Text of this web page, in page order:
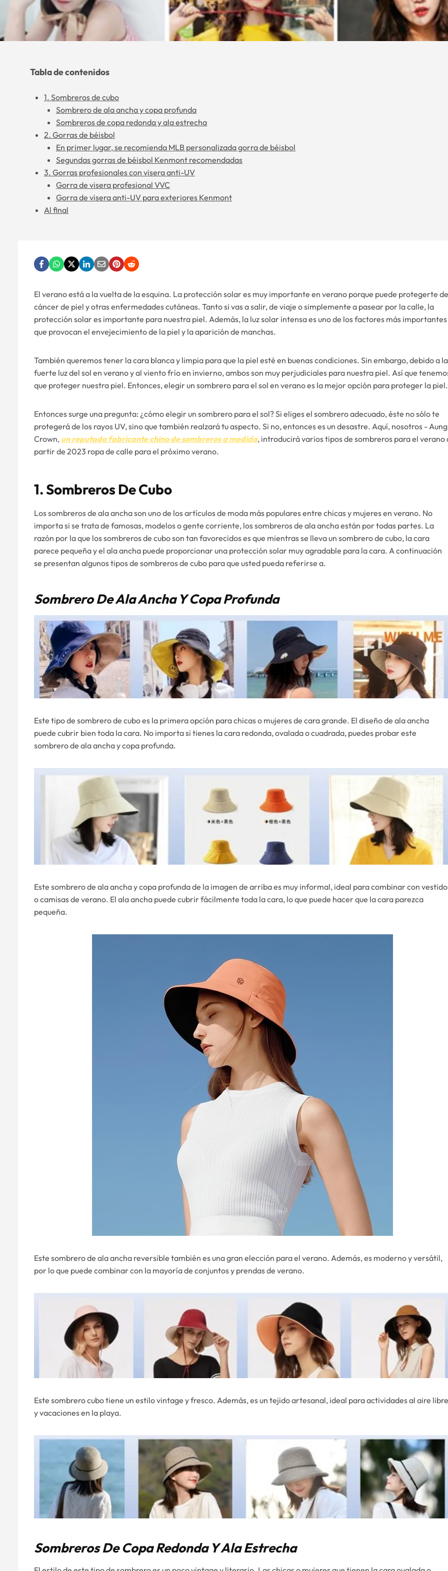
Tabla de contenidos
1. Sombreros de cubo
Sombrero de ala ancha y copa profunda
Sombreros de copa redonda y ala estrecha
2. Gorras de béisbol
En primer lugar, se recomienda MLB personalizada gorra de béisbol
Segundas gorras de béisbol Kenmont recomendadas
3. Gorras profesionales con visera anti-UV
Gorra de visera profesional VVC
Gorra de visera anti-UV para exteriores Kenmont
Al final
El verano está a la vuelta de la esquina. La protección solar es muy importante en verano porque puede protegerte
cáncer de piel y otras enfermedades cutáneas. Tanto si vas a salir, de viaje o simplemente a pasear por la calle, la
protección solar es importante para nuestra piel. Además, la luz solar intensa es uno de los factores más importantes
que provocan el envejecimiento de la piel y la aparición de manchas.
También queremos tener la cara blanca y limpia para que la piel esté en buenas condiciones. Sin embargo, debido a la
fuerte luz del sol en verano y al viento frío en invierno, ambos son muy perjudiciales para nuestra piel. Así que
que proteger nuestra piel. Entonces, elegir un sombrero para el sol en verano es la mejor opción para proteger la piel.
Entonces surge una pregunta: ¿cómo elegir un sombrero para el sol? Si eliges el sombrero adecuado, éste no sólo te
protegerá de los rayos UV, sino que también realzará tu aspecto. Si no, entonces es un desastre. Aquí, nosotros - Aung
Crown, un reputado fabricante chino de sombreros a medida, introducirá varios tipos de sombreros para el verano
partir de 2023 ropa de calle para el próximo verano.
1. Sombreros De Cubo
Los sombreros de ala ancha son uno de los artículos de moda más populares entre chicas y mujeres en verano. No
importa si se trata de famosas, modelos o gente corriente, los sombreros de ala ancha están por todas partes. La
razón por la que los sombreros de cubo son tan favorecidos es que mientras se lleva un sombrero de cubo, la cara
parece pequeña y el ala ancha puede proporcionar una protección solar muy agradable para la cara. A continuación
se presentan algunos tipos de sombreros de cubo para que usted pueda referirse a.
Sombrero De Ala Ancha Y Copa Profunda
Este tipo de sombrero de cubo es la primera opción para chicas o mujeres de cara grande. El diseño de ala ancha
puede cubrir bien toda la cara. No importa si tienes la cara redonda, ovalada o cuadrada, puedes probar este
sombrero de ala ancha y copa profunda.
Este sombrero de ala ancha y copa profunda de la imagen de arriba es muy informal, ideal para combinar con
o camisas de verano. El ala ancha puede cubrir fácilmente toda la cara, lo que puede hacer que la cara parezca
pequeña.
Este sombrero de ala ancha reversible también es una gran elección para el verano. Además, es moderno y versátil,
por lo que puede combinar con la mayoría de conjuntos y prendas de verano.
Este sombrero cubo tiene un estilo vintage y fresco. Además, es un tejido artesanal, ideal para actividades al aire libre
y vacaciones en la playa.
Sombreros De Copa Redonda Y Ala Estrecha